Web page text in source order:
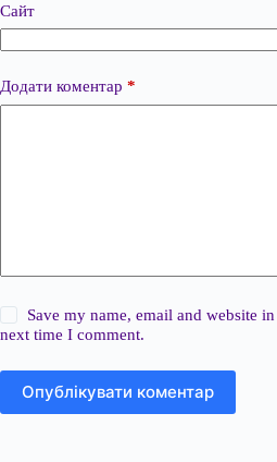
Сайт
Додати коментар *
Save my name, email and website
next time I comment.
Опублікувати коментар